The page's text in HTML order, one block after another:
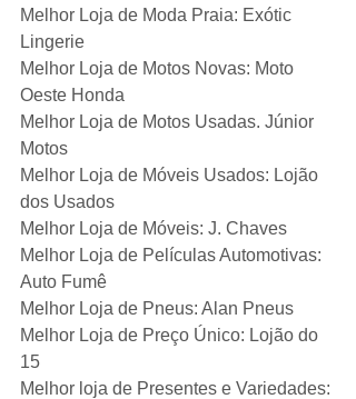
Melhor Loja de Moda Praia: Exótic
Lingerie
Melhor Loja de Motos Novas: Moto
Oeste Honda
Melhor Loja de Motos Usadas. Júnior
Motos
Melhor Loja de Móveis Usados: Lojão
dos Usados
Melhor Loja de Móveis: J. Chaves
Melhor Loja de Películas Automotivas:
Auto Fumê
Melhor Loja de Pneus: Alan Pneus
Melhor Loja de Preço Único: Lojão do
15
Melhor loja de Presentes e Variedades: